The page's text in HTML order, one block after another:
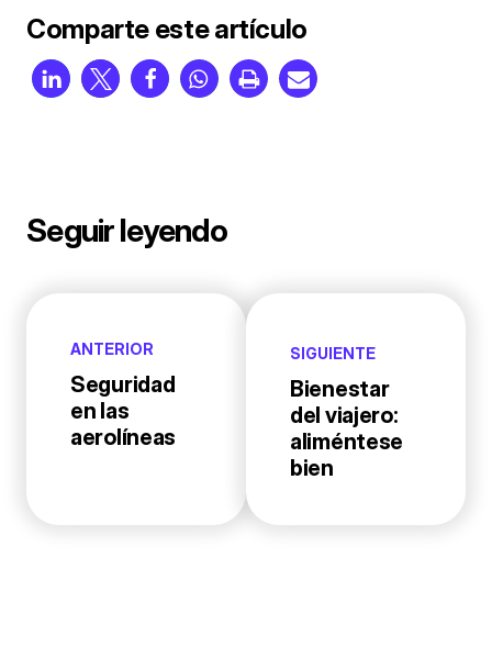
Comparte este artículo
Seguir leyendo
ANTERIOR
Seguridad
en las
aerolíneas
SIGUIENTE
Bienestar
del viajero:
aliméntese
bien